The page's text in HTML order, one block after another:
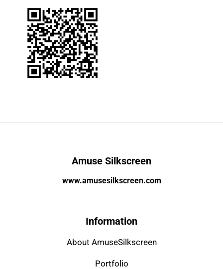
Amuse Silkscreen
www.amusesilkscreen.com
Information
About AmuseSilkscreen
Portfolio